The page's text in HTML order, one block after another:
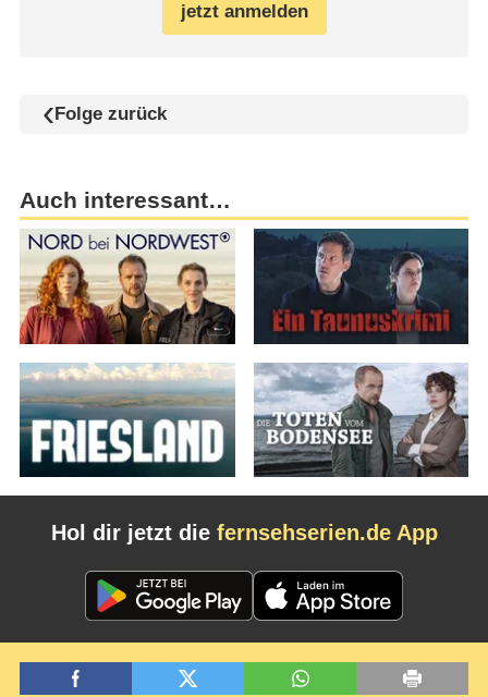
jetzt anmelden
Folge zurück
Auch interessant…
Hol dir jetzt die fernsehserien.de App